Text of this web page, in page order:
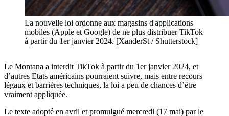
La nouvelle loi ordonne aux magasins d'applications
mobiles (Apple et Google) de ne plus distribuer TikTok
à partir du 1er janvier 2024. [XanderSt / Shutterstock]
Le Montana a interdit TikTok à partir du 1er janvier 2024, et
d’autres Etats américains pourraient suivre, mais entre recours
légaux et barrières techniques, la loi a peu de chances d’être
vraiment appliquée.
Le texte adopté en avril et promulgué mercredi (17 mai) par le